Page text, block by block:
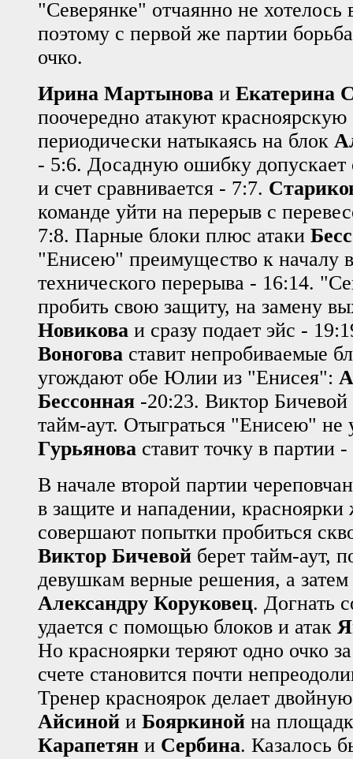
"Северянке" отчаянно не хотелось
поэтому с первой же партии
очко.
Ирина Мартынова и Екатерина
поочередно атакуют
периодически натыкаясь на блок
- 5:6. Досадную ошибку допускает
и счет сравнивается - 7:7.
команде уйти на перерыв с
7:8. Парные блоки плюс атаки
"Енисею" преимущество к началу
технического перерыва - 16:14.
пробить свою защиту, на замену
Новикова и сразу подает эйс -
Воногова ставит непробиваемые
угождают обе Юлии из "Енисея":
Бессонная -20:23. Виктор
тайм-аут. Отыграться "Енисею" не
Гурьянова ставит точку в партии
В начале второй партии
в защите и нападении, красноярки
совершают попытки пробиться
Виктор Бичевой берет тайм-аут,
девушкам верные решения, а затем
Александру Коруковец. Догнать
удается с помощью блоков и атак
Но красноярки теряют одно очко
счете становится почти
Тренер красноярок делает
Айсиной и Бояркиной на
Карапетян и Сербина. Казалось